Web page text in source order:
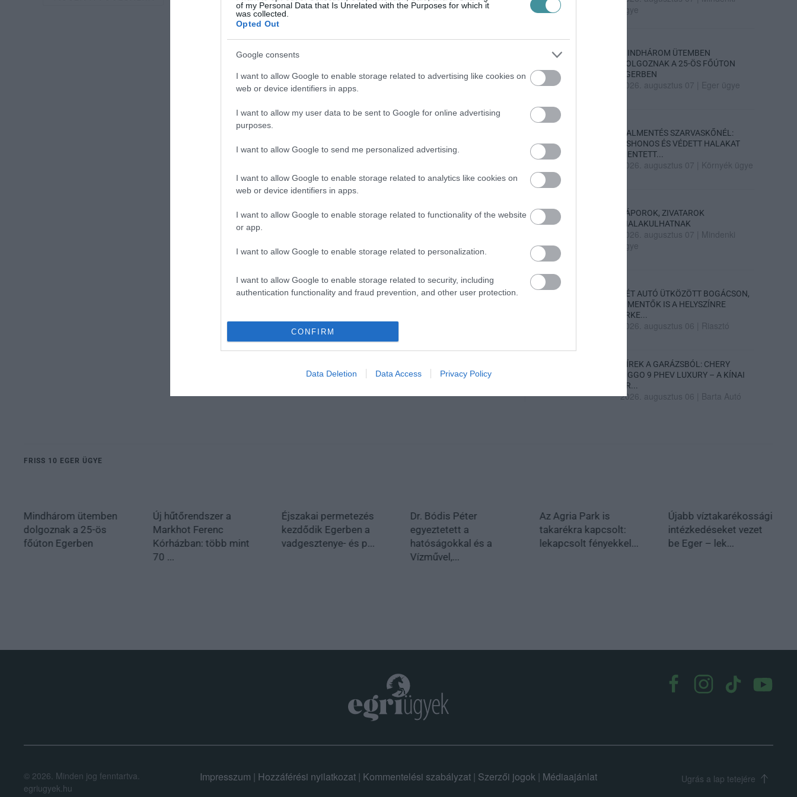
of my Personal Data that Is Unrelated with the Purposes for which it
was collected.
Opted Out
Google consents
I want to allow Google to enable storage related to advertising like cookies on
web or device identifiers in apps.
I want to allow my user data to be sent to Google for online advertising
purposes.
I want to allow Google to send me personalized advertising.
I want to allow Google to enable storage related to analytics like cookies on
web or device identifiers in apps.
I want to allow Google to enable storage related to functionality of the website
or app.
I want to allow Google to enable storage related to personalization.
I want to allow Google to enable storage related to security, including
authentication functionality and fraud prevention, and other user protection.
CONFIRM
Data Deletion Data Access Privacy Policy
ügye
MINDHÁROM ÜTEMBEN
DOLGOZNAK A 25-ÖS FŐÚTON
EGERBEN
2026. augusztus 07 Eger ügye
HALMENTÉS SZARVASKŐNÉL:
ŐSHONOS ÉS VÉDETT HALAKAT
MENTETT...
2026. augusztus 07 Környék ügye
ZÁPOROK, ZIVATAROK
KIALAKULHATNAK
2026. augusztus 07
Mindenki
ügye
KÉT AUTÓ ÜTKÖZÖTT BOGÁCSON,
A MENTŐK IS A HELYSZÍNRE
ÉRKE...
2026. augusztus 06 Riasztó
HÍREK A GARÁZSBÓL: CHERY
TIGGO 9 PHEV LUXURY – A KÍNAI
PR...
2026. augusztus 06 Barta Autó
FRISS 10 EGER ÜGYE
Mindhárom ütemben
dolgoznak a 25-ös
főúton Egerben
Új hűtőrendszer a
Markhot Ferenc
Kórházban: több mint
70 ...
Éjszakai permetezés
kezdődik Egerben a
vadgesztenye- és p...
Dr. Bódis Péter
egyeztetett a
hatóságokkal és a
Vízművel,...
Az Agria Park is
takarékra kapcsolt:
lekapcsolt fényekkel...
Újabb víztakarékossági
intézkedéseket vezet
be Eger – lek...
© 2026. Minden jog fenntartva.
egriugyek.hu
Impresszum | Hozzáférési nyilatkozat| Kommentelési szabályzat| Szerzői jogok| Médiaajánlat Ugrás a lap tetejére